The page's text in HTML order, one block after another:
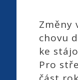
Změny
chovu
ke
Pro